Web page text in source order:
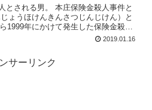
とされる男。 本庄保険金殺人事件と
ょうほけんきんさつじんじけん）と
1999年にかけて発生した保険金殺人
2019.01.16
サーリンク